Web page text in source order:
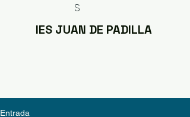
S
IES JUAN DE PADILLA
Entrada